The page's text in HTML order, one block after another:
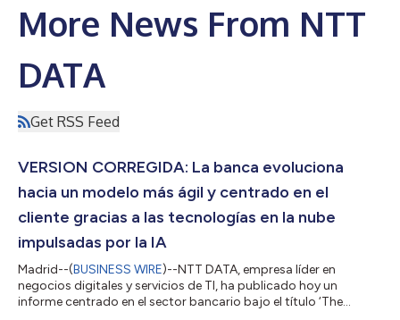
More News From NTT
DATA
Get RSS Feed
VERSION CORREGIDA: La banca evoluciona
hacia un modelo más ágil y centrado en el
cliente gracias a las tecnologías en la nube
impulsadas por la IA
Madrid--(BUSINESS WIRE)--NTT DATA, empresa líder en
negocios digitales y servicios de TI, ha publicado hoy un
informe centrado en el sector bancario bajo el título ‘The